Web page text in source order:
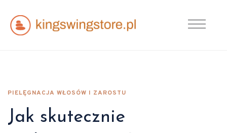
PIELĘGNACJA WŁOSÓW I ZAROSTU
Jak skutecznie